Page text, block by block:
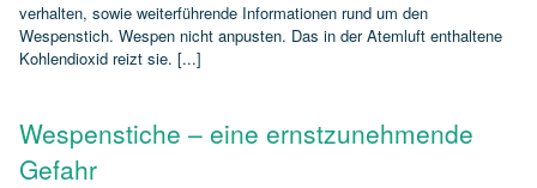
verhalten, sowie weiterführende Informationen rund um den
Wespenstich. Wespen nicht anpusten. Das in der Atemluft enthaltene
Kohlendioxid reizt sie. [...]
Wespenstiche – eine ernstzunehmende
Gefahr